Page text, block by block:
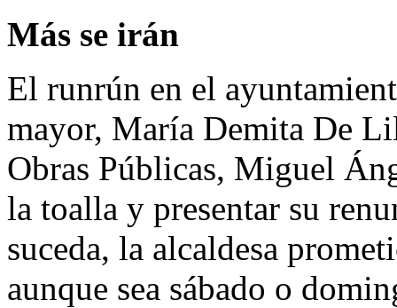
Más se irán
El runrún en el
mayor, María Demita De
Obras Públicas, Miguel
la toalla y presentar su
suceda, la alcaldesa
aunque sea sábado o